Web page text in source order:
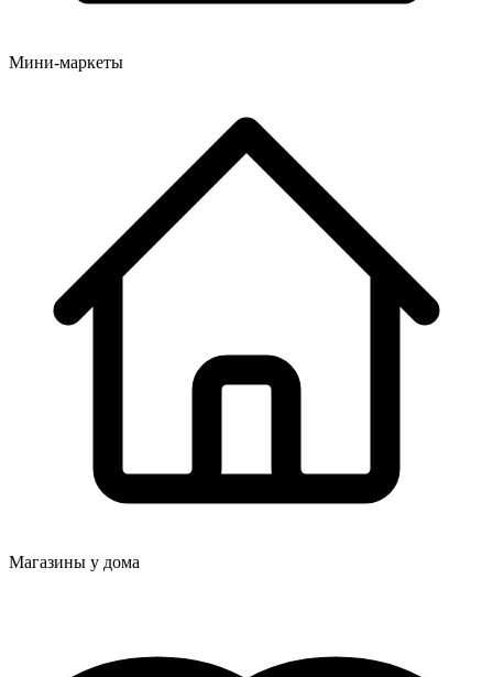
Мини-маркеты
Магазины у дома